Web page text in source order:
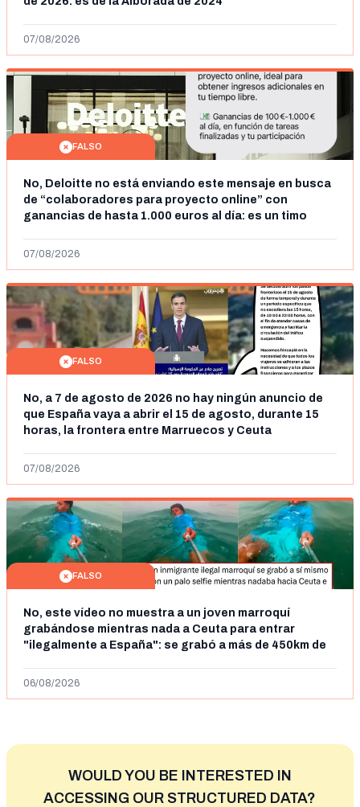
07/08/2026
FALSO
No, Deloitte no está enviando este mensaje en busca
de “colaboradores para proyecto online” con
ganancias de hasta 1.000 euros al día: es un timo
07/08/2026
FALSO
No, a 7 de agosto de 2026 no hay ningún anuncio de
que España vaya a abrir el 15 de agosto, durante 15
horas, la frontera entre Marruecos y Ceuta
07/08/2026
FALSO
No, este vídeo no muestra a un joven marroquí
grabándose mientras nada a Ceuta para entrar
"ilegalmente a España": se grabó a más de 450km de
06/08/2026
WOULD YOU BE INTERESTED IN
ACCESSING OUR STRUCTURED DATA?